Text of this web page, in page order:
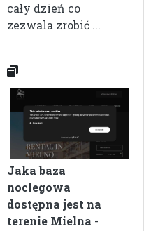
cały dzień co
zezwala zrobić ...
Jaka baza
noclegowa
dostępna jest na
terenie Mielna -